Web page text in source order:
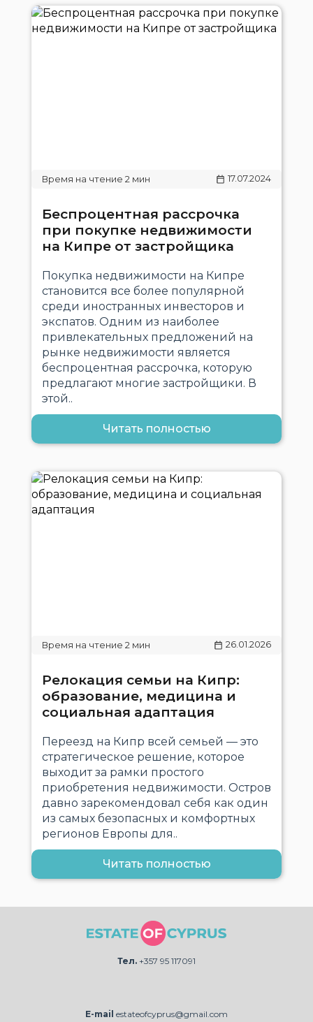
17.07.2024
Беспроцентная рассрочка
при покупке недвижимости
на Кипре от застройщика
Покупка недвижимости на Кипре
становится все более популярной
среди иностранных инвесторов и
экспатов. Одним из наиболее
привлекательных предложений на
рынке недвижимости является
беспроцентная рассрочка, которую
предлагают многие застройщики. В
этой..
Читать полностью
26.01.2026
Релокация семьи на Кипр:
образование, медицина и
социальная адаптация
Переезд на Кипр всей семьей — это
стратегическое решение, которое
выходит за рамки простого
приобретения недвижимости. Остров
давно зарекомендовал себя как один
из самых безопасных и комфортных
регионов Европы для..
Читать полностью
Тел. +357 95 117091
E-mail estateofcyprus@gmail.com